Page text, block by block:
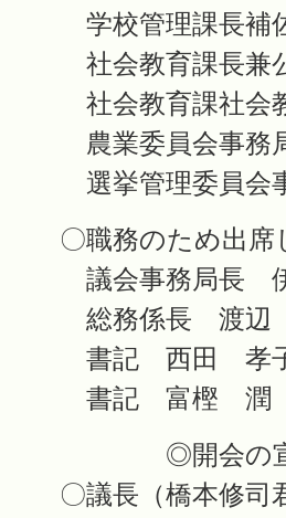
学校管理課長
社会教育課長
社会教育課社
農業委員会事
選挙管理委員
〇職務のため出席
議会事務局長
総務係長 渡
書記 西田 孝
書記 富樫 潤
◎開会の
〇議長（橋本修